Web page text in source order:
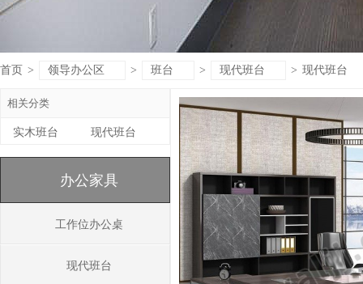
首页 > 领导办公区 > 班台 > 现代班台 > 现代班台
相关分类
实木班台 现代班台
办公家具
工作位办公桌
现代班台